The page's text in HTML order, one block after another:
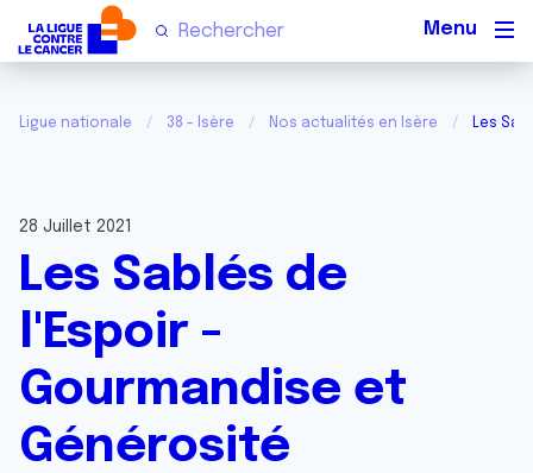
Ligue nationale 38 - Isère Nos actualités en Isère Les
28 Juillet 2021
Les Sablés de
l'Espoir -
Gourmandise et
Générosité